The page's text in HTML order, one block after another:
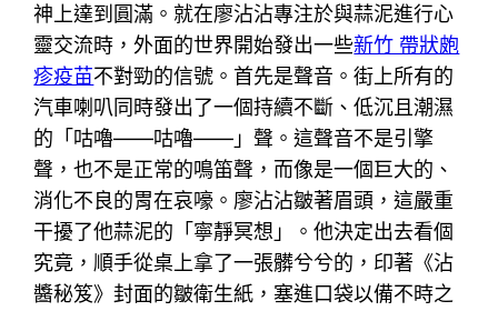
神上達到圓滿。就在廖沾沾專注於與蒜泥進行心
靈交流時，外面的世界開始發出一些新竹 帶狀皰
疹疫苗不對勁的信號。首先是聲音。街上所有的
汽車喇叭同時發出了一個持續不斷、低沉且潮濕
的「咕嚕——咕嚕——」聲。這聲音不是引擎
聲，也不是正常的鳴笛聲，而像是一個巨大的、
消化不良的胃在哀嚎。廖沾沾皺著眉頭，這嚴重
干擾了他蒜泥的「寧靜冥想」。他決定出去看個
究竟，順手從桌上拿了一張髒兮兮的，印著《沾
醬秘笈》封面的皺衛生紙，塞進口袋以備不時之